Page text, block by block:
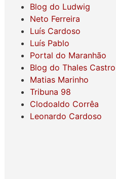
Blog do Ludwig
Neto Ferreira
Luís Cardoso
Luís Pablo
Portal do Maranhão
Blog do Thales Castro
Matias Marinho
Tribuna 98
Clodoaldo Corrêa
Leonardo Cardoso